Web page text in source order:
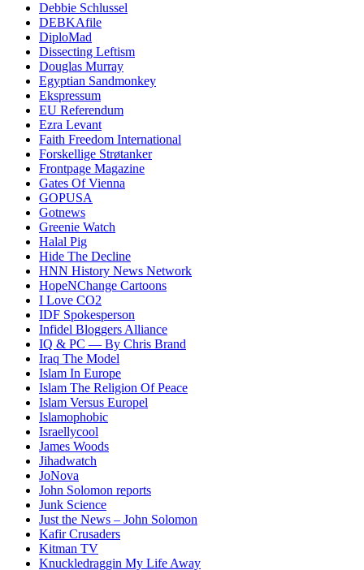
Debbie Schlussel
DEBKAfile
DiploMad
Dissecting Leftism
Douglas Murray
Egyptian Sandmonkey
Ekspressum
EU Referendum
Ezra Levant
Faith Freedom International
Forskellige Strøtanker
Frontpage Magazine
Gates Of Vienna
GOPUSA
Gotnews
Greenie Watch
Halal Pig
Hide The Decline
HNN History News Network
HopeNChange Cartoons
I Love CO2
IDF Spokesperson
Infidel Bloggers Alliance
IQ & PC — By Chris Brand
Iraq The Model
Islam In Europe
Islam The Religion Of Peace
Islam Versus Europel
Islamophobic
Israellycool
James Woods
Jihadwatch
JoNova
John Solomon reports
Junk Science
Just the News – John Solomon
Kafir Crusaders
Kitman TV
Knuckledraggin My Life Away